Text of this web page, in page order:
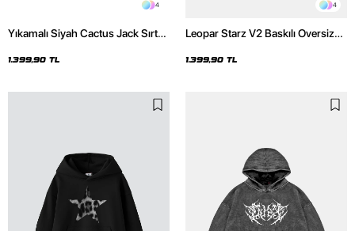
4
Yıkamalı Siyah Cactus Jack Sırt
1.399,90 TL
4
Leopar Starz V2 Baskılı Oversize
Hoodie
1.399,90 TL